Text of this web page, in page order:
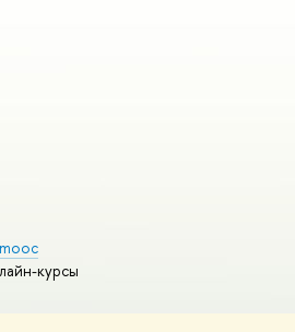
курсы